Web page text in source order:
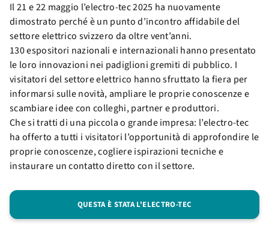
Il 21 e 22 maggio l’electro-tec 2025 ha nuovamente
dimostrato perché è un punto d’incontro affidabile del
settore elettrico svizzero da oltre vent’anni.
130 espositori nazionali e internazionali hanno presentato
le loro innovazioni nei padiglioni gremiti di pubblico. I
visitatori del settore elettrico hanno sfruttato la fiera per
informarsi sulle novità, ampliare le proprie conoscenze e
scambiare idee con colleghi, partner e produttori.
Che si tratti di una piccola o grande impresa: l’electro-tec
ha offerto a tutti i visitatori l’opportunità di approfondire le
proprie conoscenze, cogliere ispirazioni tecniche e
instaurare un contatto diretto con il settore.
QUESTA È STATA L'ELECTRO-TEC